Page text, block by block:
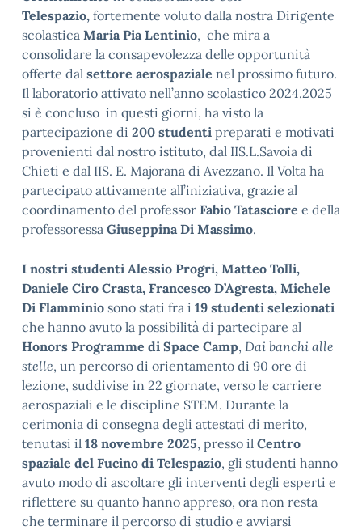
Telespazio, fortemente voluto dalla nostra Dirigente
scolastica Maria Pia Lentinio, che mira a
consolidare la consapevolezza delle opportunità
offerte dal settore aerospaziale nel prossimo futuro.
Il laboratorio attivato nell’anno scolastico 2024.2025
si è concluso in questi giorni, ha visto la
partecipazione di 200 studenti preparati e motivati
provenienti dal nostro istituto, dal IIS.L.Savoia di
Chieti e dal IIS. E. Majorana di Avezzano. Il Volta ha
partecipato attivamente all’iniziativa, grazie al
coordinamento del professor Fabio Tatasciore e della
professoressa Giuseppina Di Massimo.
I nostri studenti Alessio Progri, Matteo Tolli,
Daniele Ciro Crasta, Francesco D’Agresta, Michele
Di Flamminio sono stati fra i 19 studenti selezionati
che hanno avuto la possibilità di partecipare al
Honors Programme di Space Camp, Dai banchi alle
stelle, un percorso di orientamento di 90 ore di
lezione, suddivise in 22 giornate, verso le carriere
aerospaziali e le discipline STEM. Durante la
cerimonia di consegna degli attestati di merito,
tenutasi il 18 novembre 2025, presso il Centro
spaziale del Fucino di Telespazio, gli studenti hanno
avuto modo di ascoltare gli interventi degli esperti e
riflettere su quanto hanno appreso, ora non resta
che terminare il percorso di studio e avviarsi